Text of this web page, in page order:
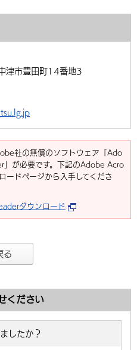
市豊田町14番地3
社の無償のソフトウェア「Ado
」が必要です。下記のAdobe Acro
ードページから入手してくださ
ダウンロード
る
ください